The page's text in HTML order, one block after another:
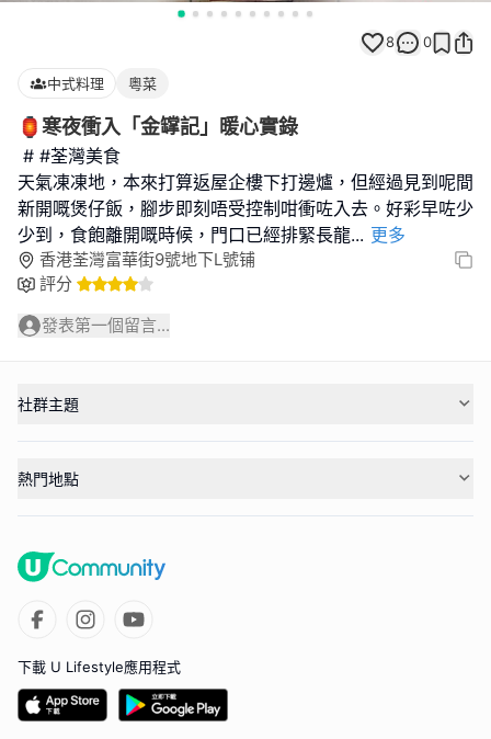
8 0
中式料理 粵菜
🏮寒夜衝入「金罉記」暖心實錄
# #荃灣美食
天氣凍凍地，本來打算返屋企樓下打邊爐，但經過見到呢間
新開嘅煲仔飯，腳步即刻唔受控制咁衝咗入去。好彩早咗少
少到，食飽離開嘅時候，門口已經排緊長龍... 更多
香港荃灣富華街9號地下L號铺
評分
發表第一個留言...
社群主題
熱門地點
下載 U Lifestyle應用程式